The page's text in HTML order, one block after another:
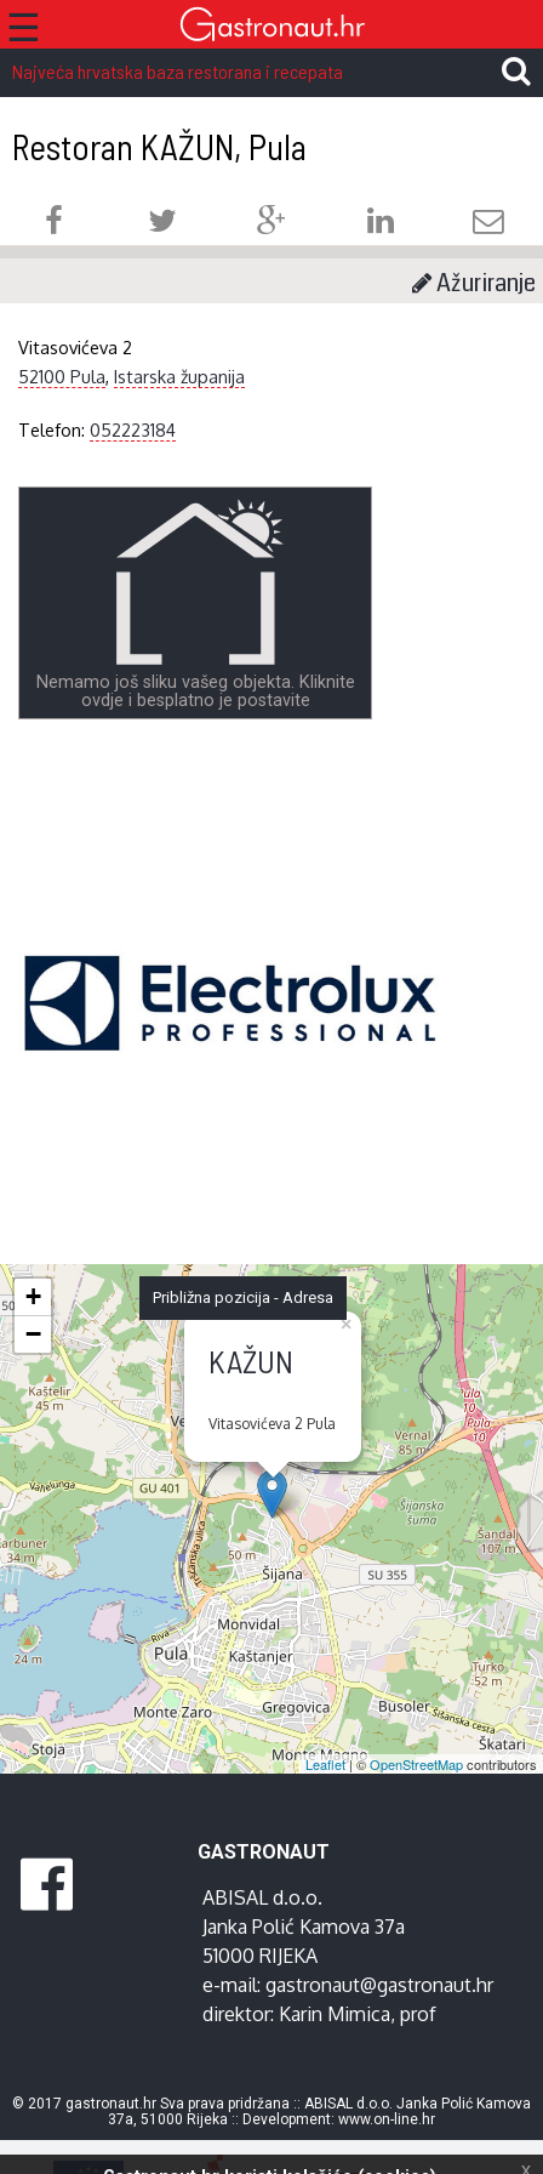
☰
Najveća hrvatska baza restorana i recepata
Restoran KAŽUN, Pula
Ažuriranje
Vitasovićeva 2
52100 Pula,Istarska županija
Telefon:052223184
Nemamo još sliku vašeg objekta. Kliknite
ovdje i besplatno je postavite
KAŽUN
Vitasovićeva 2 Pula
×
+
−
Leaflet| ©OpenStreetMapcontributors
Približna pozicija - Adresa
GASTRONAUT
ABISAL d.o.o.
Janka Polić Kamova 37a
51000 RIJEKA
e-mail: gastronaut@gastronaut.hr
direktor: Karin Mimica, prof
© 2017 gastronaut.hr Sva prava pridržana :: ABISAL d.o.o. Janka Polić Kamova
37a, 51000 Rijeka :: Development: www.on-line.hr
x